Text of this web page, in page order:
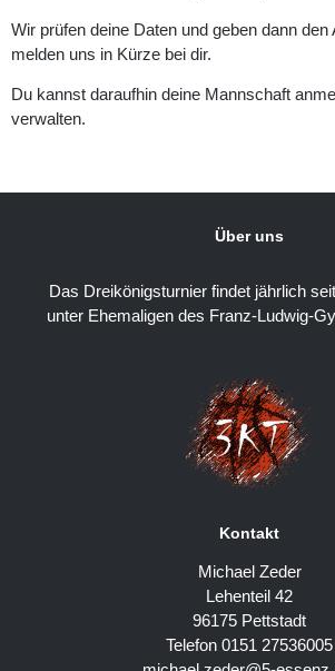
Wir prüfen deine Daten und geben dann den
melden uns in Kürze bei dir.
Du kannst daraufhin deine Mannschaft
verwalten.
Über uns
Das Dreikönigsturnier findet jährlich
unter Ehemaligen des Franz-Ludwig-
Kontakt
Michael Zeder
Lehenteil 42
96175 Pettstadt
Telefon 0151 27536005